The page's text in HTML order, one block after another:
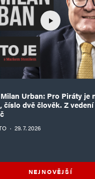
Milan Urban: Pro Piráty je
číslo dvě člověk. Z
· 29. 7. 2026
NEJNOVĚJŠÍ